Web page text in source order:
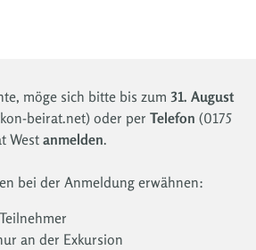
möge sich bitte bis zum 31. August
beirat.net) oder per Telefon (0175
West anmelden.
bei der Anmeldung erwähnen:
an der Exkursion